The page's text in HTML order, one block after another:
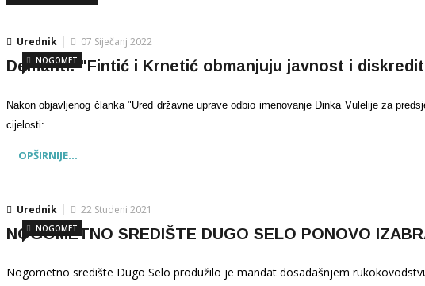
Urednik
NOGOMET
07 Siječanj 2022
Demanti: "Fintić i Krnetić obmanjuju javnost i
Nakon objavljenog članka "Ured državne uprave odbio imenovanje Dinka Vulelije za
cijelosti:
OPŠIRNIJE...
Urednik
NOGOMET
22 Studeni 2021
NOGOMETNO SREDIŠTE DUGO SELO PONOVO
Nogometno središte Dugo Selo produžilo je mandat dosadašnjem